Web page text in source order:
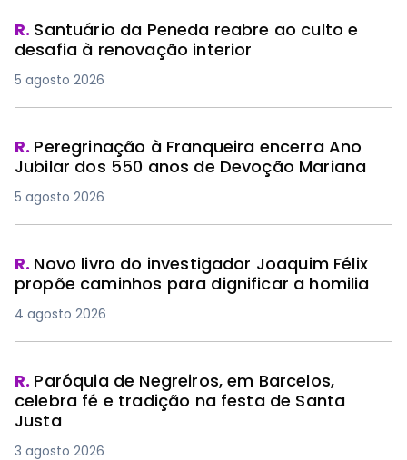
R. Santuário da Peneda reabre ao culto e
desafia à renovação interior
5 agosto 2026
R. Peregrinação à Franqueira encerra Ano
Jubilar dos 550 anos de Devoção Mariana
5 agosto 2026
R. Novo livro do investigador Joaquim Félix
propõe caminhos para dignificar a homilia
4 agosto 2026
R. Paróquia de Negreiros, em Barcelos,
celebra fé e tradição na festa de Santa
Justa
3 agosto 2026